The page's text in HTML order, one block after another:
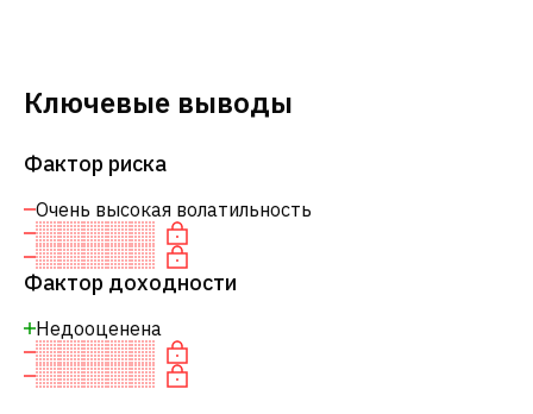
Ключевые выводы
Фактор риска
Очень высокая волатильность
Фактор доходности
Недооценена